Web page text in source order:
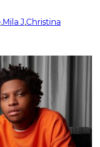
,Mila J,Christina